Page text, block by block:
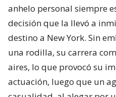
anhelo personal siempre
decisión que la llevó a
destino a New York. Sin
una rodilla, su carrera
aires, lo que provocó su
actuación, luego que un